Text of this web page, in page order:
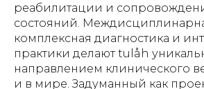
реабилитации и
состояний.
комплексная диагностика и
практики делают tulåh
направлением клинического
и в мире. Задуманный как